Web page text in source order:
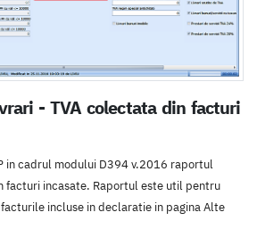
- TVA colectata din facturi
in cadrul modului D394 v.2016 raportul
facturi incasate. Raportul este util pentru
incluse in declaratie in pagina Alte